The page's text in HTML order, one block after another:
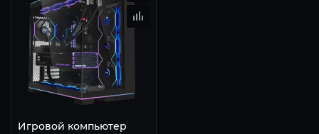
Игровой компьютер